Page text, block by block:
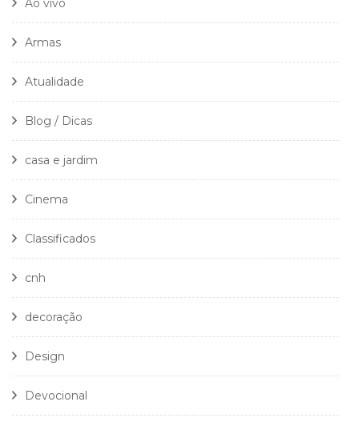
Ao vivo
Armas
Atualidade
Blog / Dicas
casa e jardim
Cinema
Classificados
cnh
decoração
Design
Devocional